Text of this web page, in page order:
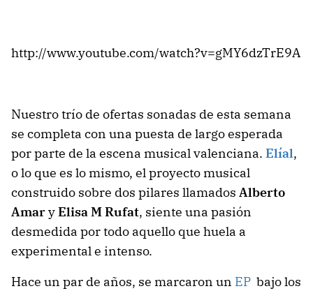
http://www.youtube.com/watch?v=gMY6dzTrE9A
Nuestro trío de ofertas sonadas de esta semana
se completa con una puesta de largo esperada
por parte de la escena musical valenciana. Elíal,
o lo que es lo mismo, el proyecto musical
construido sobre dos pilares llamados Alberto
AmaryElisa M Rufat, siente una pasión
desmedida por todo aquello que huela a
experimental e intenso.
Hace un par de años, se marcaron un EP bajo los